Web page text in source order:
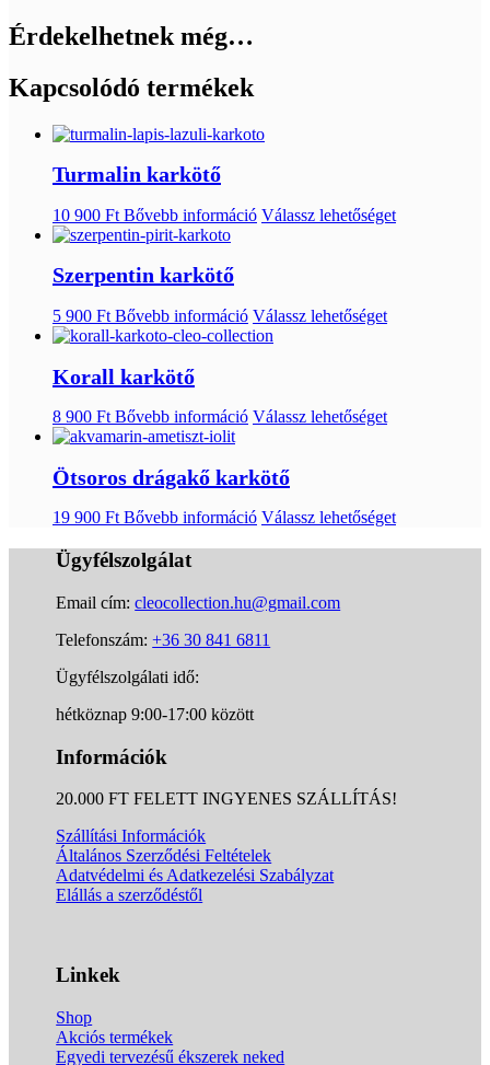
Érdekelhetnek még…
Kapcsolódó termékek
Turmalin karkötő
10 900 Ft Bővebb információ Válassz lehetőséget
Szerpentin karkötő
5 900 Ft Bővebb információ Válassz lehetőséget
Korall karkötő
8 900 Ft Bővebb információ Válassz lehetőséget
Ötsoros drágakő karkötő
19 900 Ft Bővebb információ Válassz lehetőséget
Ügyfélszolgálat
Email cím:cleocollection.hu@gmail.com
Telefonszám:+36 30 841 6811
Ügyfélszolgálati idő:
hétköznap 9:00-17:00 között
Információk
20.000 FT FELETT INGYENES SZÁLLÍTÁS!
Szállítási Információk
Általános Szerződési Feltételek
Adatvédelmi és Adatkezelési Szabályzat
Elállás a szerződéstől
Linkek
Shop
Akciós termékek
Egyedi tervezésű ékszerek neked